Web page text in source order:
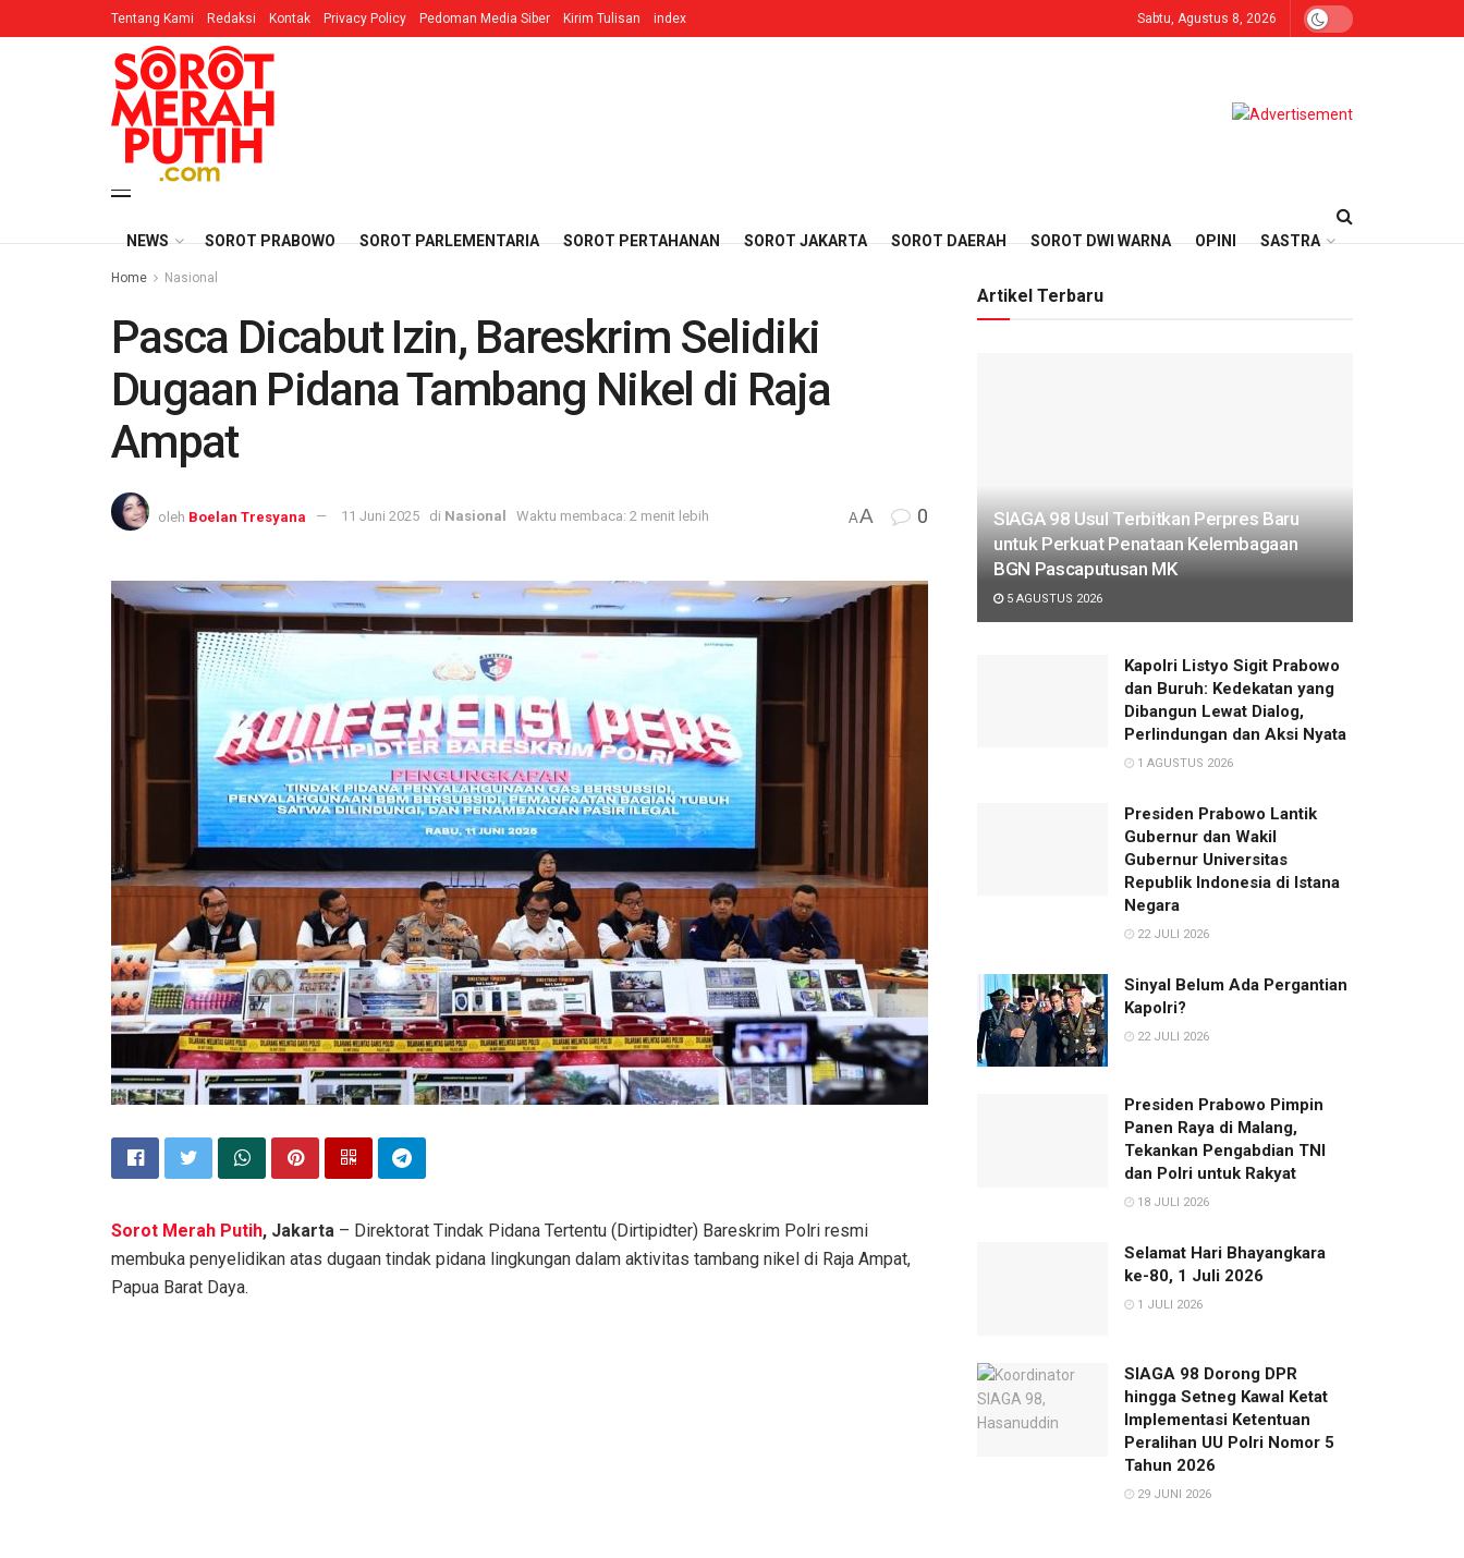
Tentang Kami Redaksi Kontak Privacy Policy Pedoman Media Siber Kirim Tulisan index Sabtu, Agustus 8, 2026
NEWS SOROT PRABOWO SOROT PARLEMENTARIA SOROT PERTAHANAN SOROT JAKARTA SOROT DAERAH SOROT DWI WARNA OPINI SASTRA
Home Nasional
Pasca Dicabut Izin, Bareskrim Selidiki
Dugaan Pidana Tambang Nikel di Raja
Ampat
oleh Boelan Tresyana 11 Juni 2025 di Nasional Waktu membaca: 2 menit lebih AA 0
Sorot Merah Putih, Jakarta – Direktorat Tindak Pidana Tertentu (Dirtipidter) Bareskrim Polri resmi
membuka penyelidikan atas dugaan tindak pidana lingkungan dalam aktivitas tambang nikel di Raja Ampat,
Papua Barat Daya.
Artikel Terbaru
SIAGA 98 Usul Terbitkan Perpres Baru
untuk Perkuat Penataan Kelembagaan
BGN Pascaputusan MK
5 AGUSTUS 2026
Kapolri Listyo Sigit Prabowo
dan Buruh: Kedekatan yang
Dibangun Lewat Dialog,
Perlindungan dan Aksi Nyata
1 AGUSTUS 2026
Presiden Prabowo Lantik
Gubernur dan Wakil
Gubernur Universitas
Republik Indonesia di Istana
Negara
22 JULI 2026
Sinyal Belum Ada Pergantian
Kapolri?
22 JULI 2026
Presiden Prabowo Pimpin
Panen Raya di Malang,
Tekankan Pengabdian TNI
dan Polri untuk Rakyat
18 JULI 2026
Selamat Hari Bhayangkara
ke-80, 1 Juli 2026
1 JULI 2026
SIAGA 98 Dorong DPR
hingga Setneg Kawal Ketat
Implementasi Ketentuan
Peralihan UU Polri Nomor 5
Tahun 2026
29 JUNI 2026